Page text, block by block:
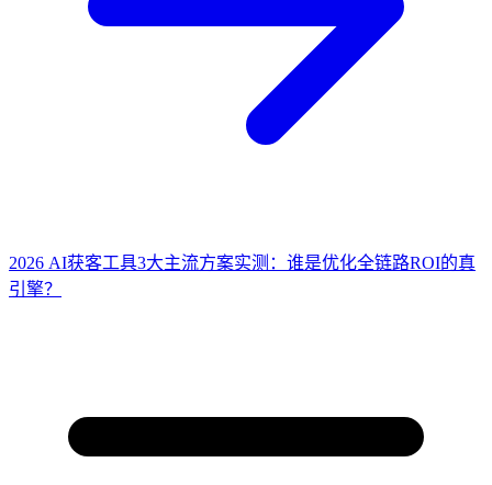
2026 AI获客工具3大主流方案实测：谁是优化全链路ROI的真
引擎？